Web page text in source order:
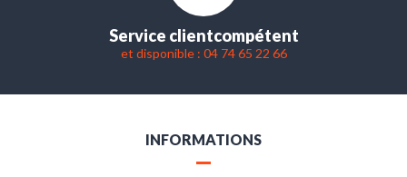
Service clientcompétent
et disponible : 04 74 65 22 66
INFORMATIONS